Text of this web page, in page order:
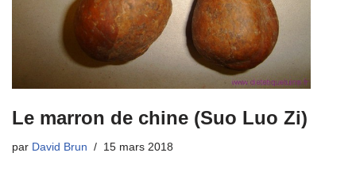
Le marron de chine (Suo Luo Zi)
par David Brun 15 mars 2018